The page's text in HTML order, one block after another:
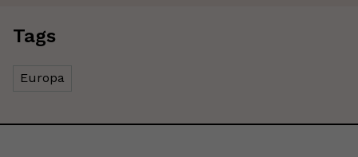
Tags
Europa